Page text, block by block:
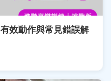
效動作與常見錯誤解